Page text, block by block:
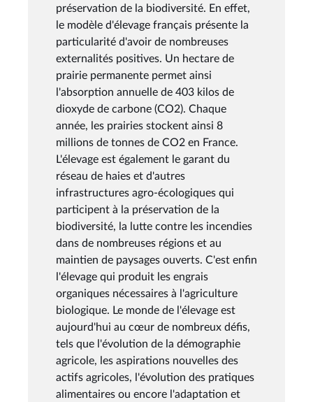
préservation de la biodiversité. En effet,
le modèle d'élevage français présente la
particularité d'avoir de nombreuses
externalités positives. Un hectare de
prairie permanente permet ainsi
l'absorption annuelle de 403 kilos de
dioxyde de carbone (CO2). Chaque
année, les prairies stockent ainsi 8
millions de tonnes de CO2 en France.
L'élevage est également le garant du
réseau de haies et d'autres
infrastructures agro-écologiques qui
participent à la préservation de la
biodiversité, la lutte contre les incendies
dans de nombreuses régions et au
maintien de paysages ouverts. C'est enfin
l'élevage qui produit les engrais
organiques nécessaires à l'agriculture
biologique. Le monde de l'élevage est
aujourd'hui au cœur de nombreux défis,
tels que l'évolution de la démographie
agricole, les aspirations nouvelles des
actifs agricoles, l'évolution des pratiques
alimentaires ou encore l'adaptation et